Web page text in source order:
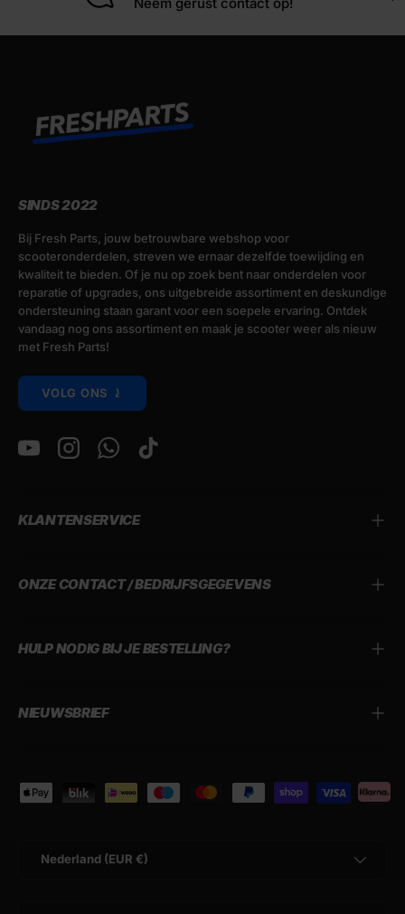
SINDS 2022
Bij Fresh Parts, jouw betrouwbare webshop voor
scooteronderdelen, streven we ernaar dezelfde toewijding en
kwaliteit te bieden. Of je nu op zoek bent naar onderdelen voor
reparatie of upgrades, ons uitgebreide assortiment en deskundige
ondersteuning staan garant voor een soepele ervaring. Ontdek
vandaag nog ons assortiment en maak je scooter weer als nieuw
met Fresh Parts!
VOLG ONS ⤸
YouTubeInstagramWhatsAppTikTok
KLANTENSERVICE
ONZE CONTACT / BEDRIJFSGEGEVENS
HULP NODIG BIJ JE BESTELLING?
NIEUWSBRIEF
Geaccepteerde betaalmethoden
Nederland (EUR €)